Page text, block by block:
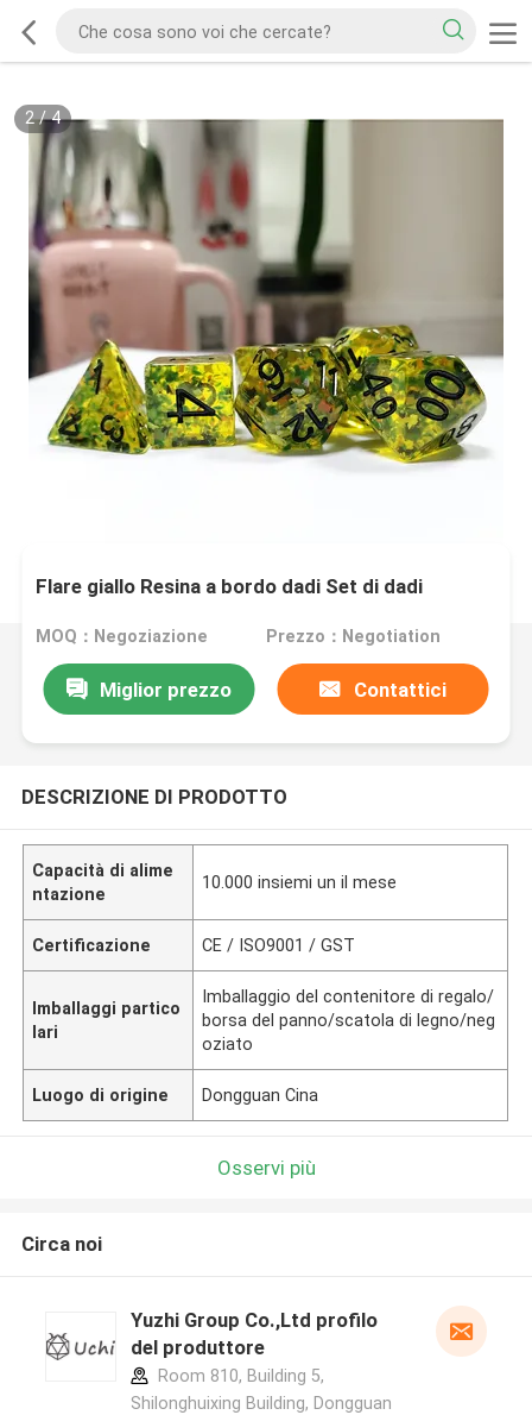
2/4
Flare giallo Resina a bordo dadi Set di dadi
MOQ：Negoziazione Prezzo：Negotiation
Miglior prezzo Contattici
DESCRIZIONE DI PRODOTTO
Capacità di alime
ntazione
10.000 insiemi un il mese
Certificazione CE / ISO9001 / GST
Imballaggi partico
lari
Imballaggio del contenitore di regalo/
borsa del panno/scatola di legno/neg
oziato
Luogo di origine Dongguan Cina
Osservi più
Circa noi
Yuzhi Group Co.,Ltd profilo
del produttore
Room 810, Building 5,
Shilonghuixing Building, Dongguan